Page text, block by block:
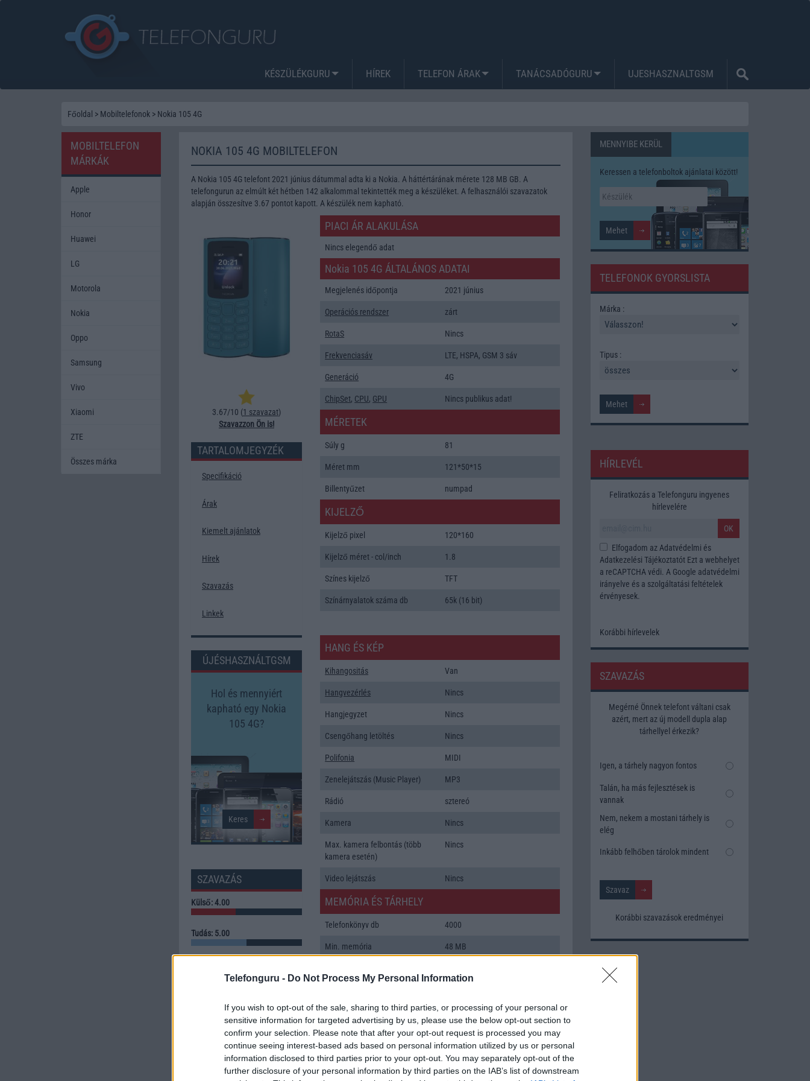
Telefonguru - Do Not Process My Personal Information
If you wish to opt-out of the sale, sharing to third parties, or processing of your personal or
sensitive information for targeted advertising by us, please use the below opt-out section to
confirm your selection. Please note that after your opt-out request is processed you may
continue seeing interest-based ads based on personal information utilized by us or personal
information disclosed to third parties prior to your opt-out. You may separately opt-out of the
further disclosure of your personal information by third parties on the IAB’s list of downstream
KÉSZÜLÉKGURU HÍREK TELEFON ÁRAK TANÁCSADÓGURU UJESHASZNALTGSM
Főoldal > Mobiltelefonok > Nokia 105 4G
NOKIA 105 4G MOBILTELEFON
A Nokia 105 4G telefont 2021 június dátummal adta ki a Nokia. A háttértárának mérete 128 MB GB. A
telefongurun az elmúlt két hétben 142 alkalommal tekintették meg a készüléket. A felhasználói szavazatok
alapján összesítve 3.67 pontot kapott. A készülék nem kapható.
3.67/10 (1 szavazat)
Szavazzon Ön is!
TARTALOMJEGYZÉK
Specifikáció
Árak
Kiemelt ajánlatok
Hírek
Szavazás
Linkek
ÚJÉSHASZNÁLTGSM
Hol és mennyiért
kapható egy Nokia
105 4G?
SZAVAZÁS
Külső: 4.00
Tudás: 5.00
Szavazzon Ön is!
PIACI ÁR ALAKULÁSA
Nincs elegendő adat
Nokia 105 4G ÁLTALÁNOS ADATAI
Megjelenés időpontja 2021 június
Operációs rendszer zárt
RotaS Nincs
Frekvenciasáv LTE, HSPA, GSM 3 sáv
Generáció 4G
ChipSet, CPU, GPU Nincs publikus adat!
MÉRETEK
Súly g 81
Méret mm 121*50*15
Billentyűzet numpad
KIJELZŐ
Kijelző pixel 120*160
Kijelző méret - col/inch 1.8
Színes kijelző TFT
Színárnyalatok száma db 65k (16 bit)
HANG ÉS KÉP
Kihangositás Van
Hangvezérlés Nincs
Hangjegyzet Nincs
Csengőhang letöltés Nincs
Polifonia MIDI
Zenelejátszás (Music Player) MP3
Rádió sztereó
Kamera Nincs
Max. kamera felbontás (több
kamera esetén)
Nincs
Video lejátszás Nincs
MEMÓRIA ÉS TÁRHELY
Telefonkönyv db 4000
Min. memória 48 MB
ADATCSERE
GPRS Van
EDGE Nincs
MENNYIBE KERÜL
Keressen a telefonboltok ajánlatai között!
TELEFONOK GYORSLISTA
Márka :
Tipus :
HÍRLEVÉL
Feliratkozás a Telefonguru ingyenes
hírlevelére
OK
Elfogadom az Adatvédelmi és
Adatkezelési TájékoztatótEzt a webhelyet
a reCAPTCHA védi. A Google adatvédelmi
irányelve és a szolgáltatási feltételek
érvényesek.
Korábbi hírlevelek
SZAVAZÁS
Megérné Önnek telefont váltani csak
azért, mert az új modell dupla alap
tárhellyel érkezik?
Igen, a tárhely nagyon fontos
Talán, ha más fejlesztések is
vannak
Nem, nekem a mostani tárhely is
elég
Inkább felhőben tárolok mindent
Korábbi szavazások eredményei
MOBILTELEFON
MÁRKÁK
Apple
Honor
Huawei
LG
Motorola
Nokia
Oppo
Samsung
Vivo
Xiaomi
ZTE
Összes márka